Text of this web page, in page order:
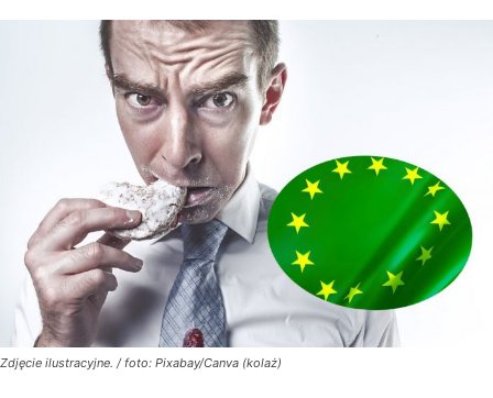
Zdjęcie ilustracyjne. / foto: Pixabay/Canva (kolaż)